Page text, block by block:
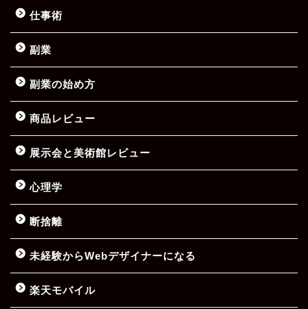
仕事術
副業
副業の始め方
商品レビュー
展示会と美術館レビュー
心理学
断捨離
未経験からWebデザイナーになる
楽天モバイル